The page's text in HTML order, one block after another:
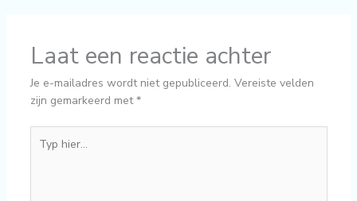
Laat een reactie achter
Je e-mailadres wordt niet gepubliceerd. Vereiste velden
zijn gemarkeerd met*
hier...